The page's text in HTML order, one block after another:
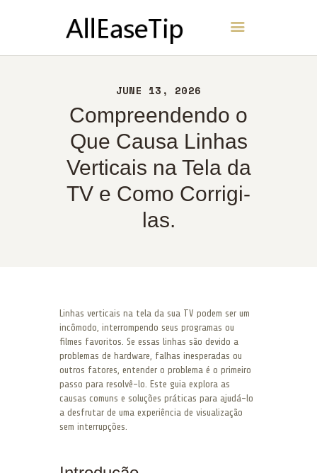
JUNE 13, 2026
Compreendendo o
Que Causa Linhas
Verticais na Tela da
TV e Como Corrigi-
las.
AllEaseTip
SOBRE
CONTATO
POLÍTICA
PORTUGUÊS
Linhas verticais na tela da sua TV podem ser um
incômodo, interrompendo seus programas ou
filmes favoritos. Se essas linhas são devido a
problemas de hardware, falhas inesperadas ou
outros fatores, entender o problema é o primeiro
passo para resolvê-lo. Este guia explora as
causas comuns e soluções práticas para ajudá-lo
a desfrutar de uma experiência de visualização
sem interrupções.